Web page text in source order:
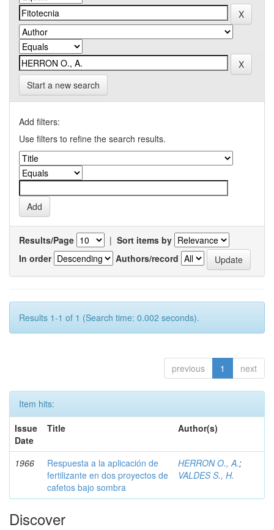
Start a new search
Add filters:
Use filters to refine the search results.
Results/Page | Sort items by
In order
Authors/record
Results 1-1 of 1 (Search time: 0.002 seconds).
previous 1 next
Item hits:
Issue
Date
Title Author(s)
1966
Respuesta a la aplicación de
fertilizante en dos proyectos de
cafetos bajo sombra
HERRON O., A.;
VALDES S., H.
Discover